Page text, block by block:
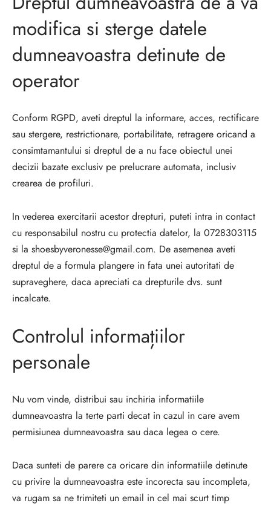
modifica si sterge datele
dumneavoastra detinute de
operator
Conform RGPD, aveti dreptul la informare, acces, rectificare
sau stergere, restrictionare, portabilitate, retragere oricand a
consimtamantului si dreptul de a nu face obiectul unei
decizii bazate exclusiv pe prelucrare automata, inclusiv
crearea de profiluri.
In vederea exercitarii acestor drepturi, puteti intra in contact
cu responsabilul nostru cu protectia datelor, la 0728303115
si la shoesbyveronesse@gmail.com. De asemenea aveti
dreptul de a formula plangere in fata unei autoritati de
supraveghere, daca apreciati ca drepturile dvs. sunt
incalcate.
Controlul informațiilor
personale
Nu vom vinde, distribui sau inchiria informatiile
dumneavoastra la terte parti decat in cazul in care avem
permisiunea dumneavoastra sau daca legea o cere.
Daca sunteti de parere ca oricare din informatiile detinute
cu privire la dumneavoastra este incorecta sau incompleta,
va rugam sa ne trimiteti un email in cel mai scurt timp